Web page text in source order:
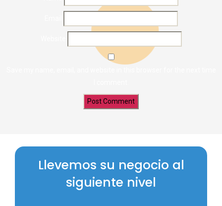
Llevemos su negocio al
siguiente nivel